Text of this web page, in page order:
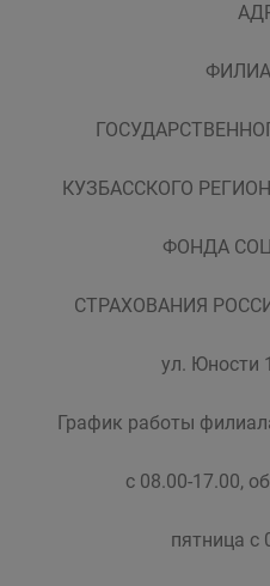
КУЗБАССКОГО
ФОНДА
СТРАХОВАНИЯ
ул. Юности
График работы
с 08.00-17.00,
пятница с